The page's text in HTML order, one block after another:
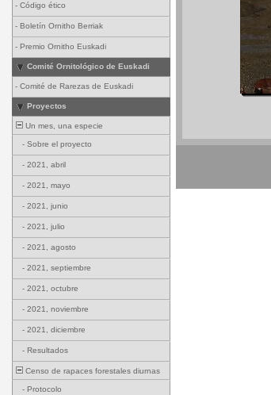
- Código ético
- Boletín Ornitho Berriak
- Premio Ornitho Euskadi
Comité Ornitológico de Euskadi
- Comité de Rarezas de Euskadi
Proyectos
Un mes, una especie
- Sobre el proyecto
- 2021, abril
- 2021, mayo
- 2021, junio
- 2021, julio
- 2021, agosto
- 2021, septiembre
- 2021, octubre
- 2021, noviembre
- 2021, diciembre
- Resultados
Censo de rapaces forestales diurnas
- Protocolo